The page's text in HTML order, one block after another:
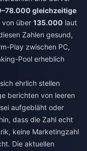
gleichzeitige
von über 135.000 laut
Zahlen gesund,
Play zwischen PC,
Pool erheblich
ehrlich stellen
berichten von leeren
aufgebläht oder
dass die Zahl echt
keine Marketingzahl
Die aktuellen